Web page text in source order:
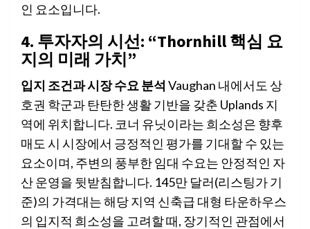
인 요소입니다.
4. 투자자의 시선: “Thornhill 핵심 요
지의 미래 가치”
입지 조건과 시장 수요 분석 Vaughan 내에서도 상
호권 학군과 탄탄한 생활 기반을 갖춘 Uplands 지
역에 위치합니다. 코너 유닛이라는 희소성은 향후
매도 시 시장에서 긍정적인 평가를 기대할 수 있는
요소이며, 주변의 풍부한 임대 수요는 안정적인 자
산 운영을 뒷받침합니다. 145만 달러(리스팅가 기
준)의 가격대는 해당 지역 신축급 대형 타운하우스
의 입지적 희소성을 고려할 때, 장기적인 관점에서